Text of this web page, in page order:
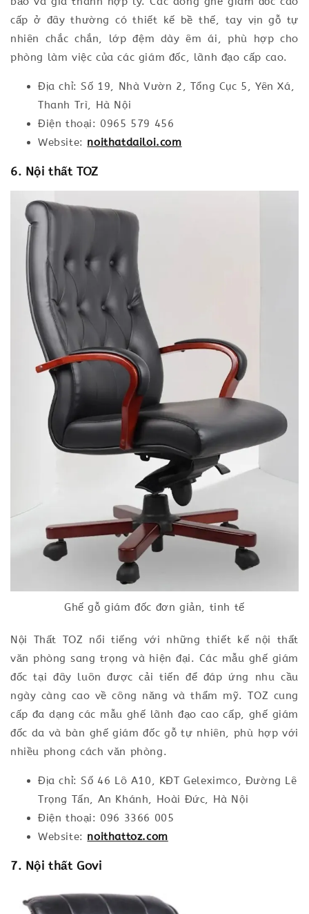
cấp ở đây thường có thiết kế bề thế, tay vịn gỗ tự
nhiên chắc chắn, lớp đệm dày êm ái, phù hợp cho
phòng làm việc của các giám đốc, lãnh đạo cấp cao.
Địa chỉ: Số 19, Nhà Vườn 2, Tổng Cục 5, Yên Xá,
Thanh Trì, Hà Nội
Điện thoại: 0965 579 456
Website: noithatdailoi.com
6. Nội thất TOZ
Ghế gỗ giám đốc đơn giản, tinh tế
Nội Thất TOZ nổi tiếng với những thiết kế nội thất
văn phòng sang trọng và hiện đại. Các mẫu ghế giám
đốc tại đây luôn được cải tiến để đáp ứng nhu cầu
ngày càng cao về công năng và thẩm mỹ. TOZ cung
cấp đa dạng các mẫu ghế lãnh đạo cao cấp, ghế giám
đốc da và bàn ghế giám đốc gỗ tự nhiên, phù hợp với
nhiều phong cách văn phòng.
Địa chỉ: Số 46 Lô A10, KĐT Geleximco, Đường Lê
Trọng Tấn, An Khánh, Hoài Đức, Hà Nội
Điện thoại: 096 3366 005
Website: noithattoz.com
7. Nội thất Govi